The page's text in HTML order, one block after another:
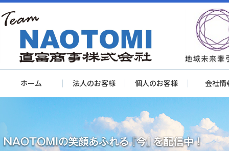
ホーム 法人のお客様 個人のお客様 会社情